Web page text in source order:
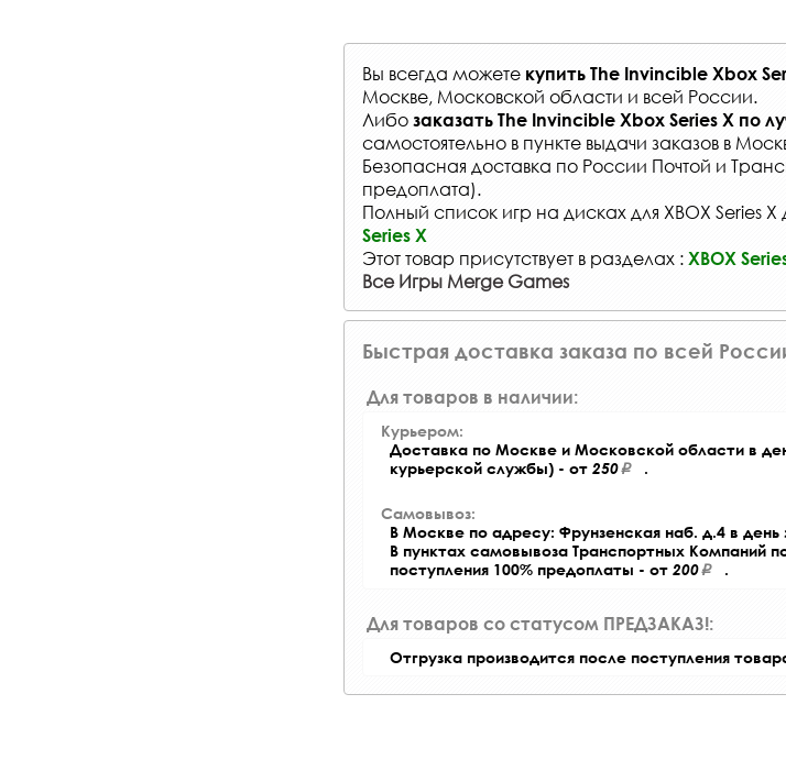
Вы всегда можете купить The Invincible Xbox
Москве, Московской области и всей России.
Либо заказать The Invincible Xbox Series X по
самостоятельно в пункте выдачи заказов в
Безопасная доставка по России Почтой и
предоплата).
Полный список игр на дисках для XBOX Series
Series X
Этот товар присутствует в разделах : XBOX
Все Игры Merge Games
Быстрая доставка заказа по всей
Для товаров в наличии:
Курьером:
Доставка по Москве и Московской области в
курьерской службы) - от 250 .
Самовывоз:
В Москве по адресу: Фрунзенская наб. д.4 в
В пунктах самовывоза Транспортных Компаний
поступления 100% предоплаты - от 200 .
Для товаров со статусом ПРЕДЗАКАЗ!:
Отгрузка производится после поступления